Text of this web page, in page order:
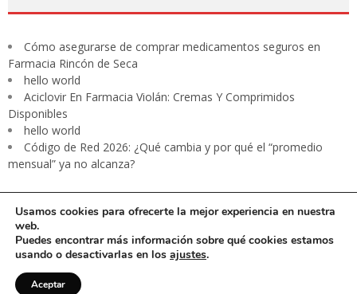
Cómo asegurarse de comprar medicamentos seguros en
Farmacia Rincón de Seca
hello world
Aciclovir En Farmacia Violán: Cremas Y Comprimidos
Disponibles
hello world
Código de Red 2026: ¿Qué cambia y por qué el “promedio
mensual” ya no alcanza?
CARTA PRESIDENTE
Usamos cookies para ofrecerte la mejor experiencia en nuestra
web.
Puedes encontrar más información sobre qué cookies estamos
usando o desactivarlas en los ajustes.
Aceptar